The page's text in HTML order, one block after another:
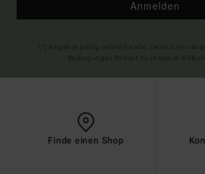
Anmelden
Finde einen Shop